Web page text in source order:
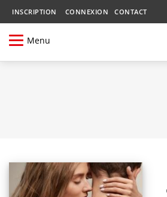
INSCRIPTION CONNEXION CONTACT
Menu